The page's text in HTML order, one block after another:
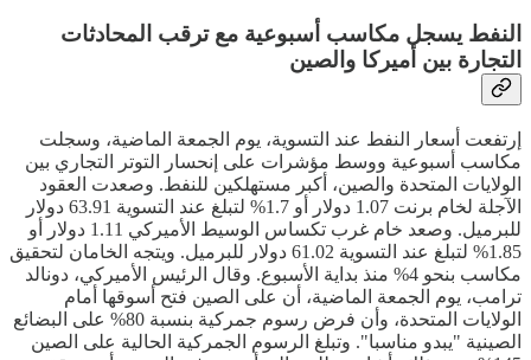
النفط يسجل مكاسب أسبوعية مع ترقب المحادثات
التجارة بين أميركا والصين
إرتفعت أسعار النفط عند التسوية، يوم الجمعة الماضية، وسجلت
مكاسب أسبوعية ووسط مؤشرات على إنحسار التوتر التجاري بين
الولايات المتحدة والصين، أكبر مستهلكين للنفط. وصعدت العقود
الآجلة لخام برنت 1.07 دولار أو 1.7% لتبلغ عند التسوية 63.91 دولار
للبرميل. وصعد خام غرب تكساس الوسيط الأميركي 1.11 دولار أو
1.85% لتبلغ عند التسوية 61.02 دولار للبرميل. ويتجه الخامان لتحقيق
مكاسب بنحو 4% منذ بداية الأسبوع. وقال الرئيس الأميركي، دونالد
ترامب، يوم الجمعة الماضية، أن على الصين فتح أسوقها أمام
الولايات المتحدة، وأن فرض رسوم جمركية بنسبة 80% على البضائع
الصينية "يبدو مناسبا". وتبلغ الرسوم الجمركية الحالية على الصين